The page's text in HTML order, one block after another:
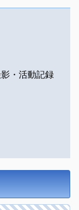
・活動記録